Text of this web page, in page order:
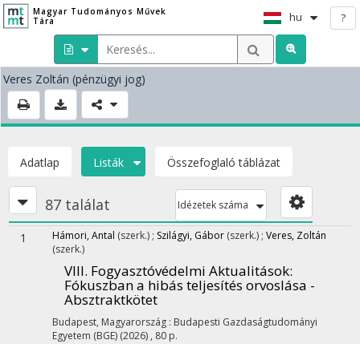
Magyar Tudományos Művek
Tára
hu ?
Veres Zoltán (pénzügyi jog)
Adatlap Listák Összefoglaló táblázat
87 találat Idézetek száma
1 Hámori, Antal (szerk.) ; Szilágyi, Gábor (szerk.) ; Veres, Zoltán
(szerk.)
VIII. Fogyasztóvédelmi Aktualitások:
Fókuszban a hibás teljesítés orvoslása -
Absztraktkötet
Budapest, Magyarország : Budapesti Gazdaságtudományi
Egyetem (BGE) (2026) , 80 p.